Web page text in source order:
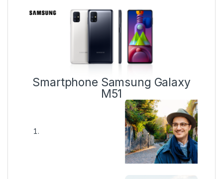
Smartphone Samsung Galaxy
M51